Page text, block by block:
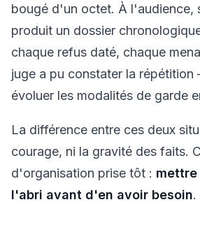
bougé d'un octet. À l'audience,
produit un dossier
chaque refus daté, chaque
juge a pu constater la répétition
évoluer les modalités de garde
La différence entre ces deux
courage, ni la gravité des faits.
d'organisation prise tôt : mettre
l'abri avant d'en avoir besoin.